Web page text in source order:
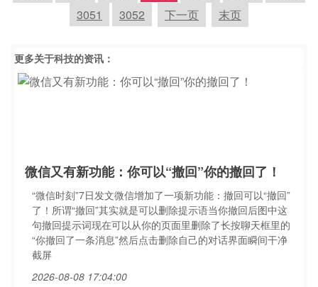
3051
3052 下一页 末页
更多关于科技的资讯：
微信又有新功能：你可以“撤回”你的撤回了！
“微信时刻”7日发文微信增加了一项新功能：撤回可以“撤回”
了！所谓“撤回”其实就是可以删除提示语当你撤回后图中这
句撤回提示词现在可以从你的页面里删除了长按聊天框里的
“你撤回了一条消息”然后点击删除自己的对话界面瞬间干净
截屏
2026-08-08 17:04:00